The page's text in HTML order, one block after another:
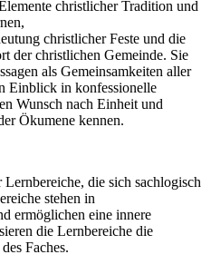
christlicher Tradition und
christlicher Feste und die
der christlichen Gemeinde. Sie
als Gemeinsamkeiten aller
Einblick in konfessionelle
Wunsch nach Einheit und
Ökumene kennen.
die sich sachlogisch
stehen in
ermöglichen eine innere
die Lernbereiche die
Faches.